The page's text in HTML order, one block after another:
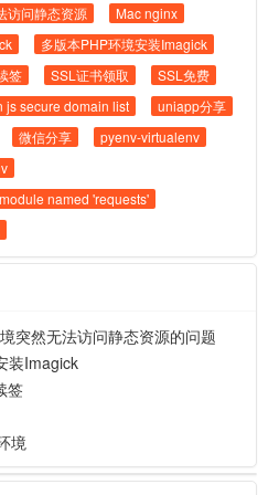
访问静态资源
Mac nginx
多版本PHP环境安装Imagick
签 SSL证书领取
SSL免费
js secure domain list
uniapp分享
微信分享
pyenv-virtualenv
named 'requests'
突然无法访问静态资源的问题
装Imagick
签
境